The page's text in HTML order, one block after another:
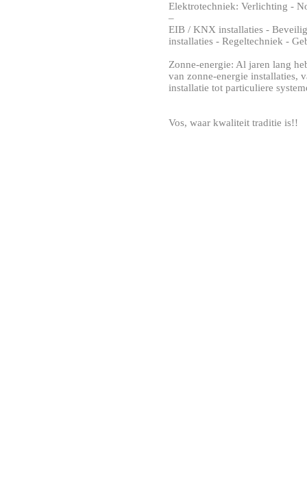
Elektrotechniek: Verlichting -
–
EIB / KNX installaties -
installaties - Regeltechniek -
Zonne-energie: Al jaren lang
van zonne-energie installaties,
installatie tot particuliere
Vos, waar kwaliteit traditie is!!